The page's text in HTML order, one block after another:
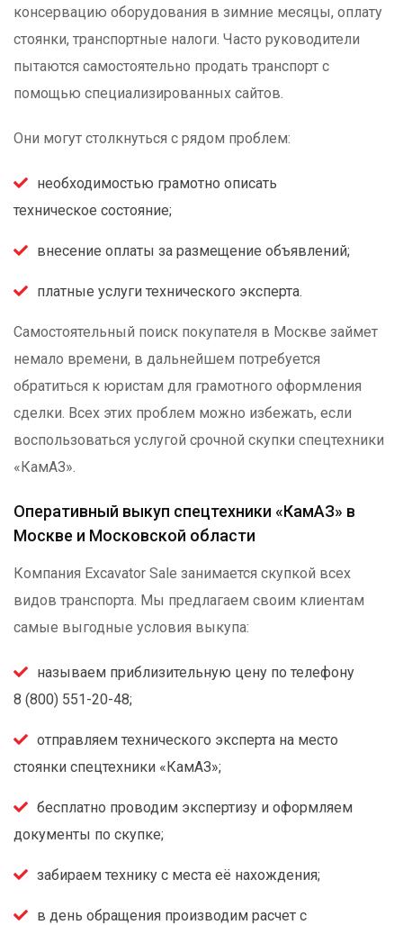
консервацию оборудования в зимние месяцы, оплату
стоянки, транспортные налоги. Часто руководители
пытаются самостоятельно продать транспорт с
помощью специализированных сайтов.
Они могут столкнуться с рядом проблем:
необходимостью грамотно описать
техническое состояние;
внесение оплаты за размещение объявлений;
платные услуги технического эксперта.
Самостоятельный поиск покупателя в Москве займет
немало времени, в дальнейшем потребуется
обратиться к юристам для грамотного оформления
сделки. Всех этих проблем можно избежать, если
воспользоваться услугой срочной скупки спецтехники
«КамАЗ».
Оперативный выкуп спецтехники «КамАЗ» в
Москве и Московской области
Компания Excavator Sale занимается скупкой всех
видов транспорта. Мы предлагаем своим клиентам
самые выгодные условия выкупа:
называем приблизительную цену по телефону
8 (800) 551-20-48;
отправляем технического эксперта на место
стоянки спецтехники «КамАЗ»;
бесплатно проводим экспертизу и оформляем
документы по скупке;
забираем технику с места её нахождения;
в день обращения производим расчет с